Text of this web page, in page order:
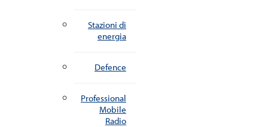
Stazioni di
energia
Defence
Professional
Mobile
Radio